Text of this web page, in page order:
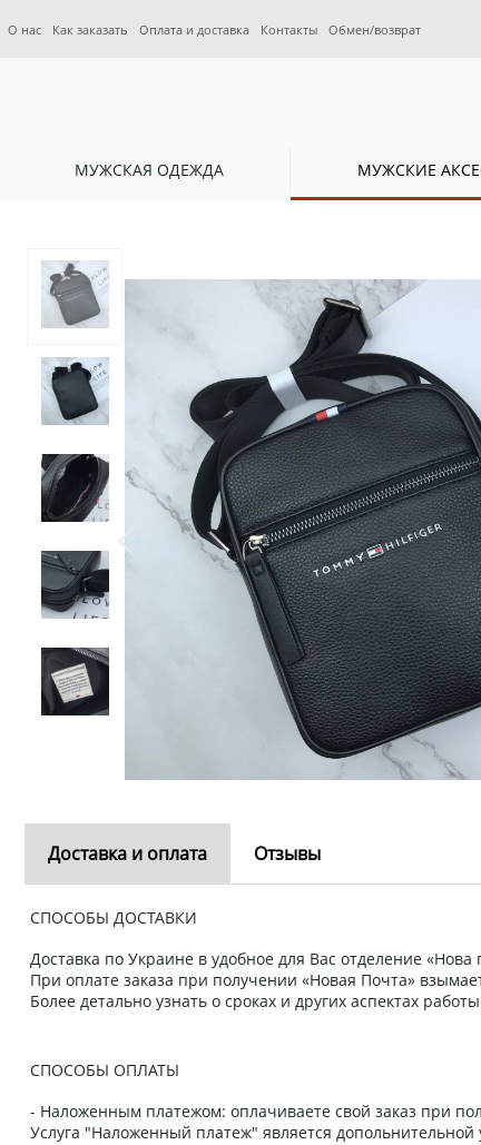
О нас Как заказать Оплата и доставка Контакты Обмен/возврат
МУЖСКАЯ ОДЕЖДА МУЖСКИЕ
Доставка и оплата Отзывы
СПОСОБЫ ДОСТАВКИ
Доставка по Украине в удобное для Вас отделение
При оплате заказа при получении «Новая Почта»
Более детально узнать о сроках и других аспектах
СПОСОБЫ ОПЛАТЫ
- Наложенным платежом: оплачиваете свой заказ при
Услуга "Наложенный платеж" является